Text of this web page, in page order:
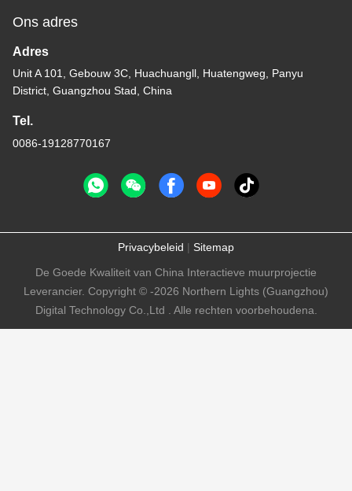
Ons adres
Adres
Unit A 101, Gebouw 3C, Huachuangll, Huatengweg, Panyu
District, Guangzhou Stad, China
Tel.
0086-19128770167
Privacybeleid | Sitemap
De Goede Kwaliteit van China Interactieve muurprojectie
Leverancier. Copyright © -2026 Northern Lights (Guangzhou)
Digital Technology Co.,Ltd . Alle rechten voorbehoudena.